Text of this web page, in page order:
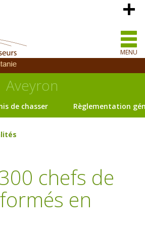
MENU
Aveyron
de chasser Règlementation
chefs de
en